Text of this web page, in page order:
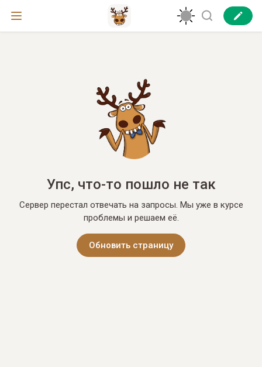
Упс, что-то пошло не так
Сервер перестал отвечать на запросы. Мы уже в курсе
проблемы и решаем её.
Обновить страницу